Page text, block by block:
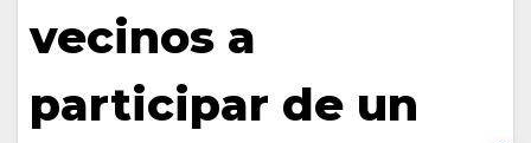
vecinos a
participar de un